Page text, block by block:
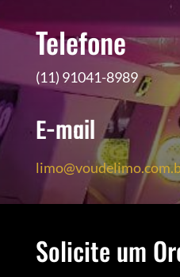
Telefone
(11) 91041-8989
E-mail
Solicite um